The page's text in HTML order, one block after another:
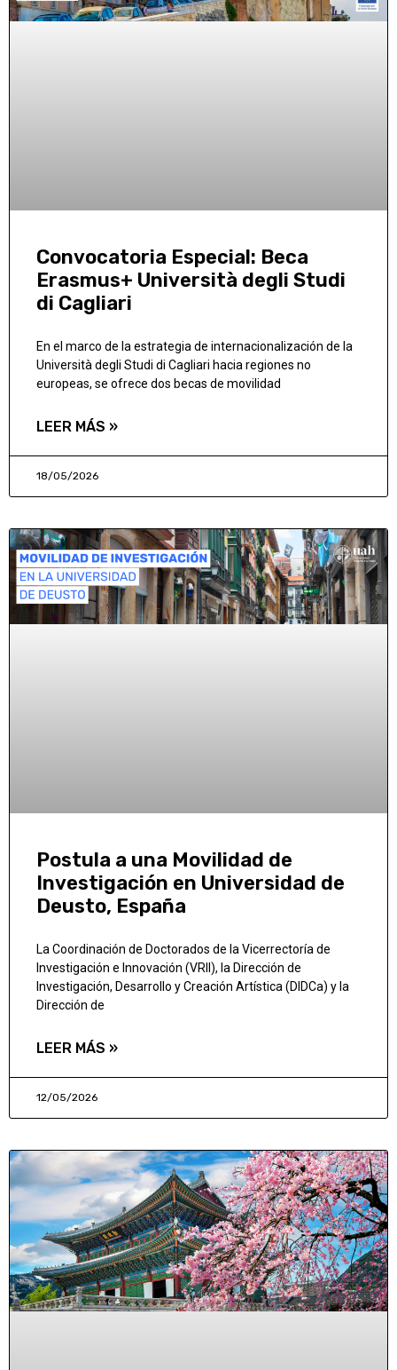
Convocatoria Especial: Beca
Erasmus+ Università degli Studi
di Cagliari
En el marco de la estrategia de internacionalización de la
Università degli Studi di Cagliari hacia regiones no
europeas, se ofrece dos becas de movilidad
LEER MÁS »
18/05/2026
Postula a una Movilidad de
Investigación en Universidad de
Deusto, España
La Coordinación de Doctorados de la Vicerrectoría de
Investigación e Innovación (VRII), la Dirección de
Investigación, Desarrollo y Creación Artística (DIDCa) y la
Dirección de
LEER MÁS »
12/05/2026